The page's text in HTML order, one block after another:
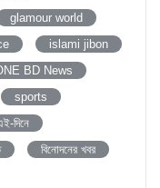
glamour world
islami jibon
BD News
sports
দিনে
বিনোদনের খবর